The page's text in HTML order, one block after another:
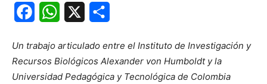
FacebookWhatsApp
Un trabajo articulado entre el Instituto de Investigación y
Recursos Biológicos Alexander von Humboldt y la
Universidad Pedagógica y Tecnológica de Colombia